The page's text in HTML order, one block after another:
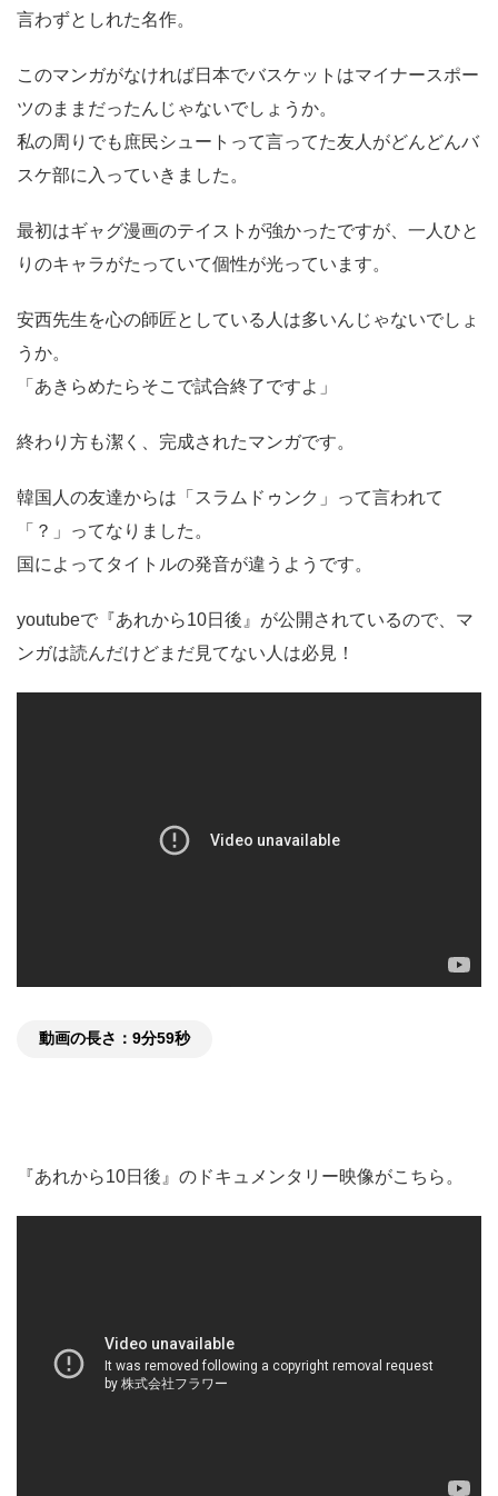
言わずとしれた名作。
このマンガがなければ日本でバスケットはマイナースポー
ツのままだったんじゃないでしょうか。
私の周りでも庶民シュートって言ってた友人がどんどんバ
スケ部に入っていきました。
最初はギャグ漫画のテイストが強かったですが、一人ひと
りのキャラがたっていて個性が光っています。
安西先生を心の師匠としている人は多いんじゃないでしょ
うか。
「あきらめたらそこで試合終了ですよ」
終わり方も潔く、完成されたマンガです。
韓国人の友達からは「スラムドゥンク」って言われて
「？」ってなりました。
国によってタイトルの発音が違うようです。
youtubeで『あれから10日後』が公開されているので、マ
ンガは読んだけどまだ見てない人は必見！
動画の長さ：9分59秒
『あれから10日後』のドキュメンタリー映像がこちら。